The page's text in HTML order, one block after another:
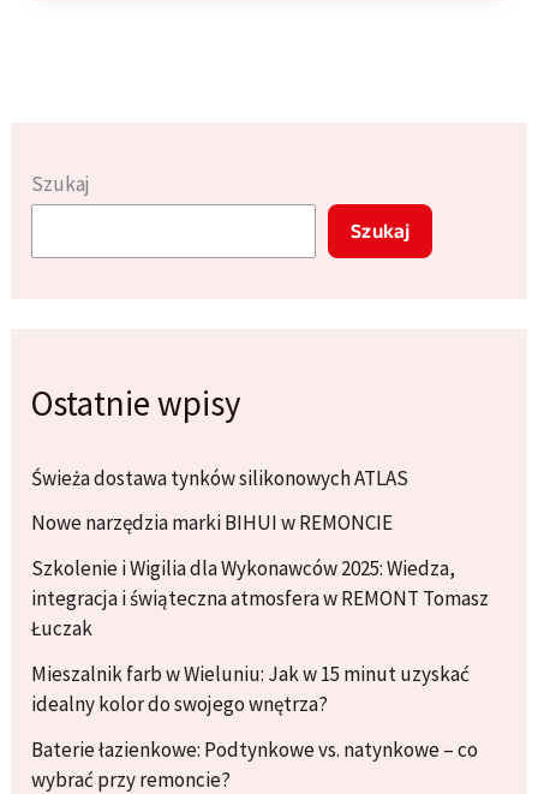
Szukaj
Szukaj
Ostatnie wpisy
Świeża dostawa tynków silikonowych ATLAS
Nowe narzędzia marki BIHUI w REMONCIE
Szkolenie i Wigilia dla Wykonawców 2025: Wiedza,
integracja i świąteczna atmosfera w REMONT Tomasz
Łuczak
Mieszalnik farb w Wieluniu: Jak w 15 minut uzyskać
idealny kolor do swojego wnętrza?
Baterie łazienkowe: Podtynkowe vs. natynkowe – co
wybrać przy remoncie?